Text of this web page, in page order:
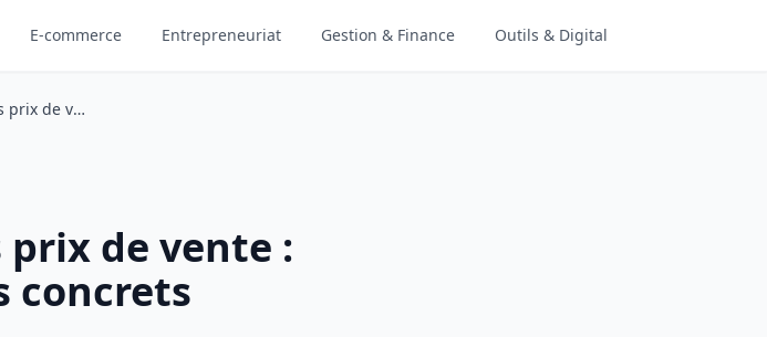
E-commerce Entrepreneuriat Gestion & Finance Outils & Digital
Comment fixer ses prix de vente : méthode et calculs concrets
de vente :
concrets